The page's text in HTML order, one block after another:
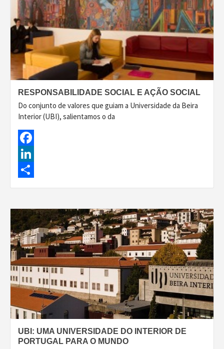
RESPONSABILIDADE SOCIAL E AÇÃO SOCIAL
Do conjunto de valores que guiam a Universidade da Beira
Interior (UBI), salientamos o da
Facebook
LinkedIn
Share
UBI: UMA UNIVERSIDADE DO INTERIOR DE
PORTUGAL PARA O MUNDO